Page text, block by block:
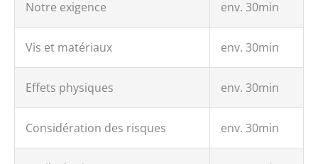
Notre exigence env. 30min
Vis et matériaux env. 30min
Effets physiques env. 30min
Considération des risques env. 30min